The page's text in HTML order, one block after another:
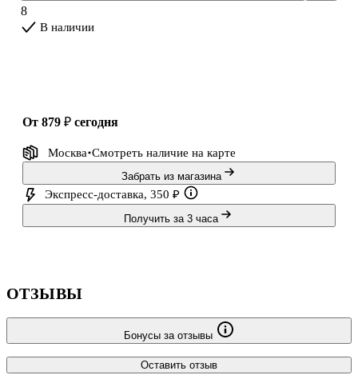
О чём книга
8
В наличии
от 879 ₽ сегодня
Москва Смотреть наличие на карте
Забрать из магазина
Экспресс-доставка, 350 ₽
Получить за 3 часа
ОТЗЫВЫ
Бонусы за отзывы
Оставить отзыв